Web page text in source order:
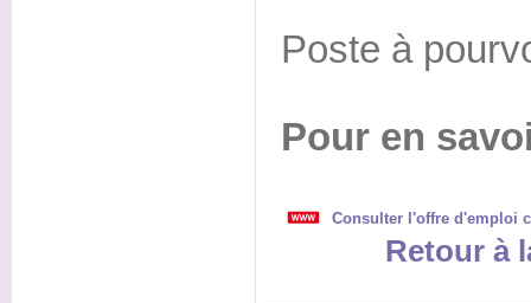
Poste à
Pour en
Consulter l'offre d'emploi
Retour à